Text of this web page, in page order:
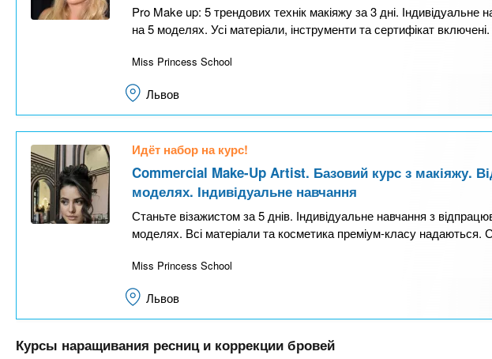
Pro Make up: 5 трендових технік макіяжу за 3 дні. Індивідуальне
на 5 моделях. Усі матеріали, інструменти та сертифікат включені.
Miss Princess School
Львов
Идёт набор на курс!
Commercial Make-Up Artist. Базовий курс з макіяжу.
моделях. Індивідуальне навчання
Станьте візажистом за 5 днів. Індивідуальне навчання з
моделях. Всі матеріали та косметика преміум-класу надаються.
Miss Princess School
Львов
Курсы наращивания ресниц и коррекции бровей